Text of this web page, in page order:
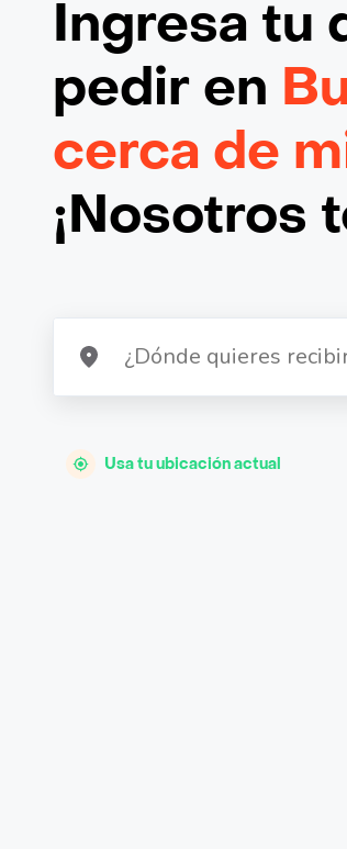
Ingresa tu
pedir en
cerca de
¡Nosotros
Usa tu ubicación actual